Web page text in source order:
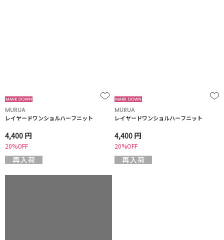
MURUA
レイヤードワンショルハーフニット
4,400 円
20%OFF
MURUA
レイヤードワンショルハーフニット
4,400 円
20%OFF